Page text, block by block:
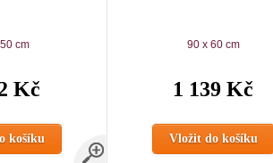
cm
Kč
košíku
90 x 60 cm
1 139 Kč
Vložit do košíku